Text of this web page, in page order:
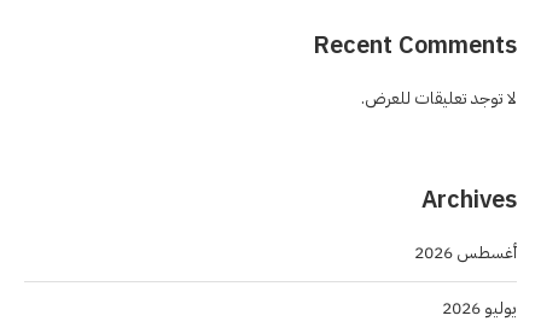
Recent Comments
لا توجد تعليقات للعرض.
Archives
أغسطس 2026
يوليو 2026